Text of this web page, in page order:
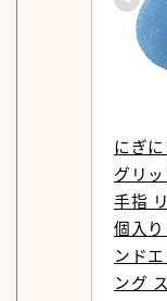
にぎ
グリ
手指
個入
ンド
ング